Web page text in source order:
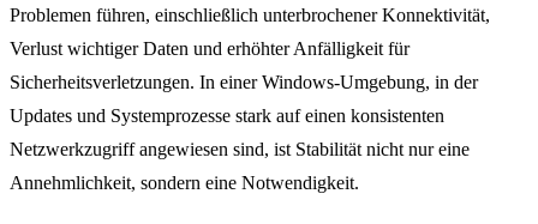
Problemen führen, einschließlich unterbrochener Konnektivität,
Verlust wichtiger Daten und erhöhter Anfälligkeit für
Sicherheitsverletzungen. In einer Windows-Umgebung, in der
Updates und Systemprozesse stark auf einen konsistenten
Netzwerkzugriff angewiesen sind, ist Stabilität nicht nur eine
Annehmlichkeit, sondern eine Notwendigkeit.